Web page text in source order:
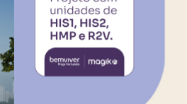
Buarque - São Paulo / SP
com unidades de HIS 1, HIS
e R2V